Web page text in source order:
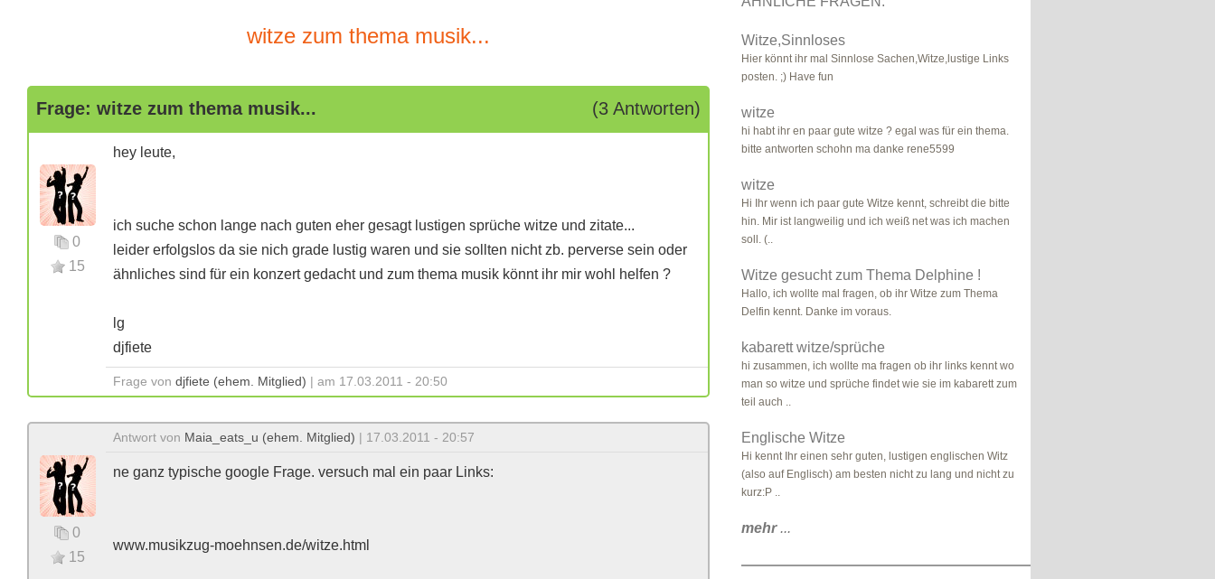
witze zum thema musik...
Frage: witze zum thema musik... (3 Antworten)
0
15
hey leute,
ich suche schon lange nach guten eher gesagt lustigen sprüche witze und zitate...
leider erfolgslos da sie nich grade lustig waren und sie sollten nicht zb. perverse sein oder
ähnliches sind für ein konzert gedacht und zum thema musik könnt ihr mir wohl helfen ?
lg
djfiete
Frage von djfiete (ehem. Mitglied) | am 17.03.2011 - 20:50
0
15
Antwort von Maia_eats_u (ehem. Mitglied) | 17.03.2011 - 20:57
ne ganz typische google Frage. versuch mal ein paar Links:
www.musikzug-moehnsen.de/witze.html
Witze,Sinnloses
Hier könnt ihr mal Sinnlose Sachen,Witze,lustige Links
posten. ;) Have fun
witze
hi habt ihr en paar gute witze ? egal was für ein thema.
bitte antworten schohn ma danke rene5599
witze
Hi Ihr wenn ich paar gute Witze kennt, schreibt die bitte
hin. Mir ist langweilig und ich weiß net was ich machen
soll. (..
Witze gesucht zum Thema Delphine !
Hallo, ich wollte mal fragen, ob ihr Witze zum Thema
Delfin kennt. Danke im voraus.
kabarett witze/sprüche
hi zusammen, ich wollte ma fragen ob ihr links kennt wo
man so witze und sprüche findet wie sie im kabarett zum
teil auch ..
Englische Witze
Hi kennt Ihr einen sehr guten, lustigen englischen Witz
(also auf Englisch) am besten nicht zu lang und nicht zu
kurz:P ..
mehr...